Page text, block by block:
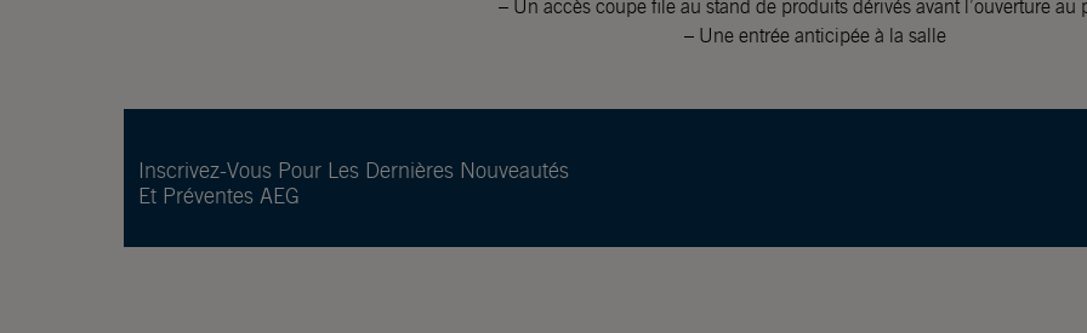
– Un accès coupe file au stand de produits dérivés avant l’ouverture au
– Une entrée anticipée à la salle
Inscrivez-Vous Pour Les Dernières Nouveautés
Et Préventes AEG